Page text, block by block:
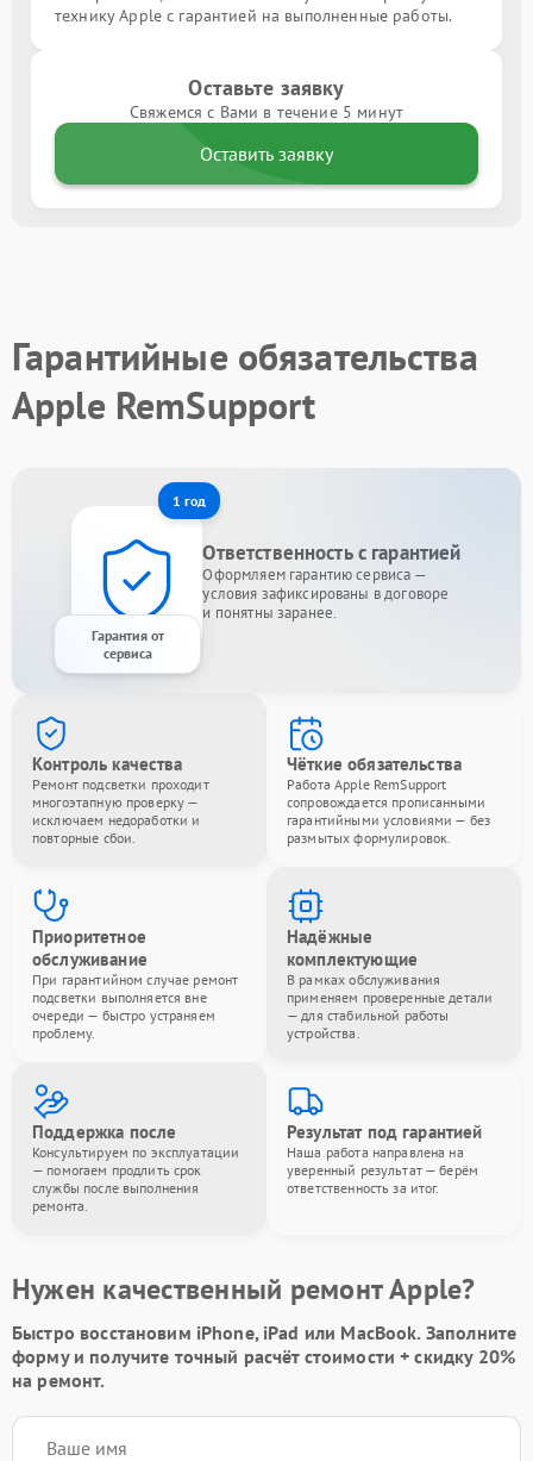
технику Apple с гарантией на выполненные работы.
Оставьте заявку
Свяжемся с Вами в течение 5 минут
Оставить заявку
Гарантийные обязательства
Apple RemSupport
1 год
Гарантия от
сервиса
Ответственность с гарантией
Оформляем гарантию сервиса —
условия зафиксированы в договоре
и понятны заранее.
Контроль качества
Ремонт подсветки проходит
многоэтапную проверку —
исключаем недоработки и
повторные сбои.
Чёткие обязательства
Работа Apple RemSupport
сопровождается прописанными
гарантийными условиями — без
размытых формулировок.
Приоритетное
обслуживание
При гарантийном случае ремонт
подсветки выполняется вне
очереди — быстро устраняем
проблему.
Надёжные
комплектующие
В рамках обслуживания
применяем проверенные детали
— для стабильной работы
устройства.
Поддержка после
Консультируем по эксплуатации
— помогаем продлить срок
службы после выполнения
ремонта.
Результат под гарантией
Наша работа направлена на
уверенный результат — берём
ответственность за итог.
Нужен качественный ремонт Apple?
Быстро восстановим iPhone, iPad или MacBook. Заполните
формуи получите точный расчёт стоимости +скидку 20%
на ремонт.